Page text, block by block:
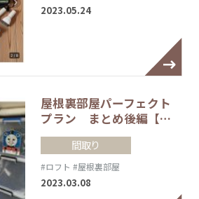
2023.05.24
屋根裏部屋パーフェクト
プラン まとめ後編【…
間取り
#ロフト #屋根裏部屋
2023.03.08